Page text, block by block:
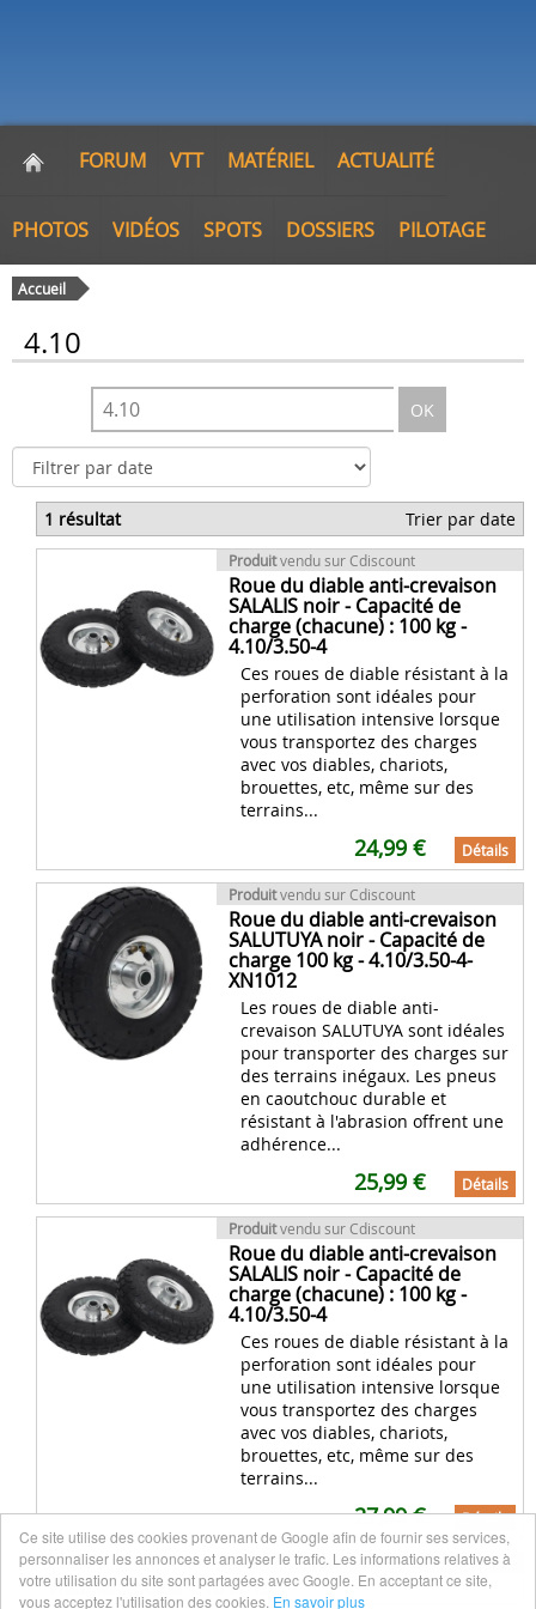
FORUM VTT MATÉRIEL ACTUALITÉ
PHOTOS VIDÉOS SPOTS DOSSIERS PILOTAGE
Accueil
4.10
OK
1 résultat Trier par date
Produitvendu sur Cdiscount
Roue du diable anti-crevaison
SALALIS noir - Capacité de
charge (chacune) : 100 kg -
4.10/3.50-4
Ces roues de diable résistant à la
perforation sont idéales pour
une utilisation intensive lorsque
vous transportez des charges
avec vos diables, chariots,
brouettes, etc, même sur des
terrains...
24,99 € Détails
Produitvendu sur Cdiscount
Roue du diable anti-crevaison
SALUTUYA noir - Capacité de
charge 100 kg - 4.10/3.50-4-
XN1012
Les roues de diable anti-
crevaison SALUTUYA sont idéales
pour transporter des charges sur
des terrains inégaux. Les pneus
en caoutchouc durable et
résistant à l'abrasion offrent une
adhérence...
25,99 € Détails
Produitvendu sur Cdiscount
Roue du diable anti-crevaison
SALALIS noir - Capacité de
charge (chacune) : 100 kg -
4.10/3.50-4
Ces roues de diable résistant à la
perforation sont idéales pour
une utilisation intensive lorsque
vous transportez des charges
avec vos diables, chariots,
brouettes, etc, même sur des
terrains...
27,99 € Détails
VTTpublié le 19 septembre 2014 à 10:45
Haibike Rookie 4.10 2015
Ce site utilise des cookies provenant de Google afin de fournir ses services,
personnaliser les annonces et analyser le trafic. Les informations relatives à
votre utilisation du site sont partagées avec Google. En acceptant ce site,
vous acceptez l'utilisation des cookies. En savoir plus